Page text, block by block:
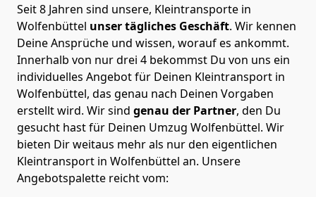
Seit 8 Jahren sind unsere, Kleintransporte in
Wolfenbüttel unser tägliches Geschäft. Wir kennen
Deine Ansprüche und wissen, worauf es ankommt.
Innerhalb von nur drei 4 bekommst Du von uns ein
individuelles Angebot für Deinen Kleintransport in
Wolfenbüttel, das genau nach Deinen Vorgaben
erstellt wird. Wir sind genau der Partner, den Du
gesucht hast für Deinen Umzug Wolfenbüttel. Wir
bieten Dir weitaus mehr als nur den eigentlichen
Kleintransport in Wolfenbüttel an. Unsere
Angebotspalette reicht vom: